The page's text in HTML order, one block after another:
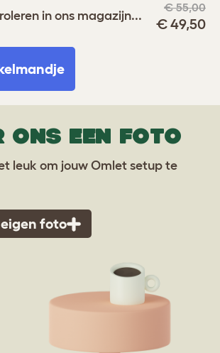
in ons magazijn...
€ 55,00
€ 49,50
ONS EEN FOTO
leuk om jouw Omlet setup te
foto